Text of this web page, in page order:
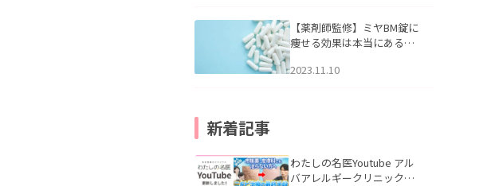
【薬剤師監修】ミヤBM錠に
痩せる効果は本当にある
2023.11.10
新着記事
わたしの名医Youtube アル
バアレルギークリニック札